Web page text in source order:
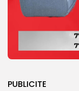
PUBLICITE